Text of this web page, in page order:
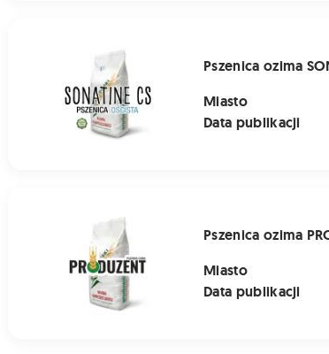
Pszenica ozima
Miasto
Data publikacji
Pszenica ozima
Miasto
Data publikacji